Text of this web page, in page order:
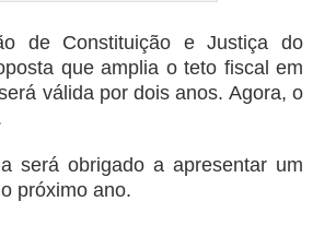
de Constituição e Justiça do
que amplia o teto fiscal em
válida por dois anos. Agora, o
será obrigado a apresentar um
próximo ano.